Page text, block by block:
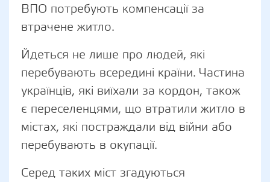
ВПО потребують компенсації за
втрачене житло.
Йдеться не лише про людей, які
перебувають всередині країни. Частина
українців, які виїхали за кордон, також
є переселенцями, що втратили житло в
містах, які постраждали від війни або
перебувають в окупації.
Серед таких міст згадуються